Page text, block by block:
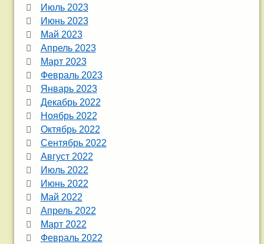
Июль 2023
Июнь 2023
Май 2023
Апрель 2023
Март 2023
Февраль 2023
Январь 2023
Декабрь 2022
Ноябрь 2022
Октябрь 2022
Сентябрь 2022
Август 2022
Июль 2022
Июнь 2022
Май 2022
Апрель 2022
Март 2022
Февраль 2022